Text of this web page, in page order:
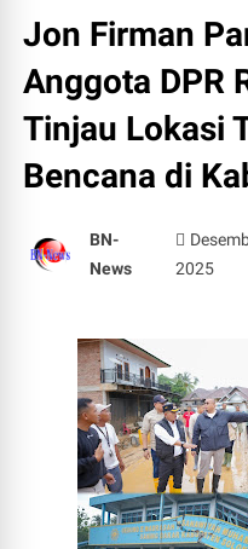
Jon Firman
Anggota DPR
Tinjau Lokasi
Bencana di
BN-
News
2025